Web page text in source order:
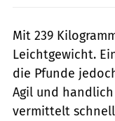
Mit 239
Leichtgewicht.
die Pfunde
Agil und
vermittelt